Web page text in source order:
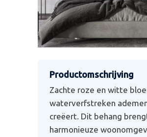
Zachte roze en witte
waterverfstreken
creëert. Dit behang
harmonieuze